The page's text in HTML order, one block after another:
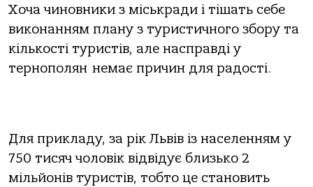
Хоча чиновники з міськради і тішать себе
виконанням плану з туристичного збору та
кількості туристів, але насправді у
тернополян немає причин для радості.
Для прикладу, за рік Львів із населенням у
750 тисяч чоловік відвідує близько 2
мільйонів туристів, тобто це становить